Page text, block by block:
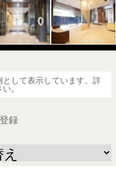
して表示しています。詳
。
録